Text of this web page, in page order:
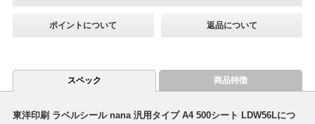
ポイントについて 返品について
スペック 商品特徴
東洋印刷 ラベルシール nana 汎用タイプ A4 500シート LDW56Lにつ